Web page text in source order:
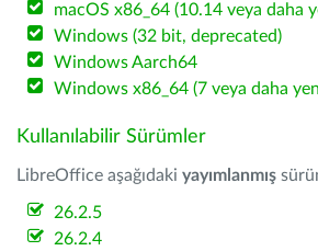
macOS x86_64 (10.14 veya daha
Windows (32 bit, deprecated)
Windows Aarch64
Windows x86_64 (7 veya daha
Kullanılabilir Sürümler
LibreOffice aşağıdaki yayımlanmış
26.2.5
26.2.4